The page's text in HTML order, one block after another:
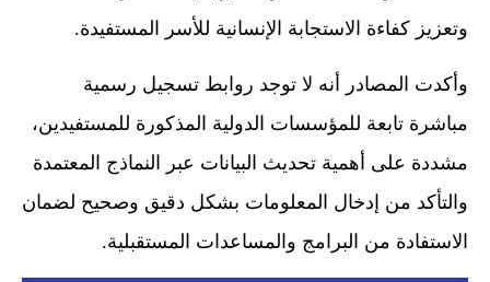
وتعزيز كفاءة الاستجابة الإنسانية للأسر المستفيدة.
وأكدت المصادر أنه لا توجد روابط تسجيل رسمية
مباشرة تابعة للمؤسسات الدولية المذكورة للمستفيدين،
مشددة على أهمية تحديث البيانات عبر النماذج المعتمدة
والتأكد من إدخال المعلومات بشكل دقيق وصحيح لضمان
الاستفادة من البرامج والمساعدات المستقبلية.